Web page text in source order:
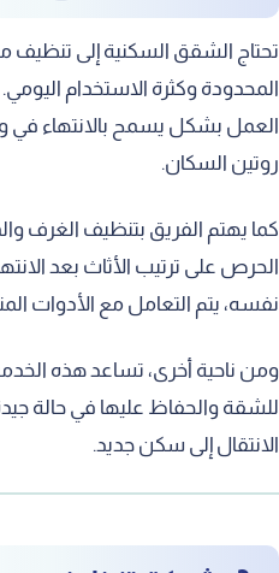
تحتاج الشقق السكنية إلى
المحدودة وكثرة الاستخدام
العمل بشكل يسمح بالانتهاء في
روتين السكان.
كما يهتم الفريق بتنظيف الغرف
الحرص على ترتيب الأثاث بعد
نفسه، يتم التعامل مع الأدوات
ومن ناحية أخرى، تساعد هذه
للشقة والحفاظ عليها في حالة
الانتقال إلى سكن جديد.